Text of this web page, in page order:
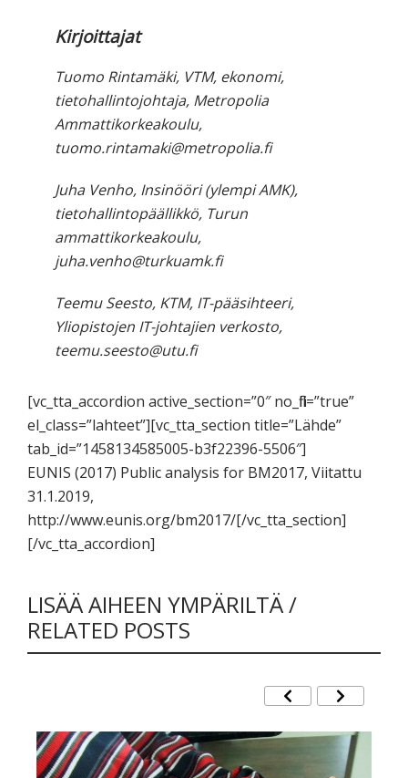
Kirjoittajat
Tuomo Rintamäki, VTM, ekonomi,
tietohallintojohtaja, Metropolia
Ammattikorkeakoulu,
tuomo.rintamaki@metropolia.fi
Juha Venho, Insinööri (ylempi AMK),
tietohallintopäällikkö, Turun
ammattikorkeakoulu,
juha.venho@turkuamk.fi
Teemu Seesto, KTM, IT-pääsihteeri,
Yliopistojen IT-johtajien verkosto,
teemu.seesto@utu.fi
[vc_tta_accordion active_section=”0″ no_fill=”true”
el_class=”lahteet”][vc_tta_section title=”Lähde”
tab_id=”1458134585005-b3f22396-5506″]
EUNIS (2017) Public analysis for BM2017, Viitattu
31.1.2019,
http://www.eunis.org/bm2017/[/vc_tta_section]
[/vc_tta_accordion]
LISÄÄ AIHEEN YMPÄRILTÄ /
RELATED POSTS